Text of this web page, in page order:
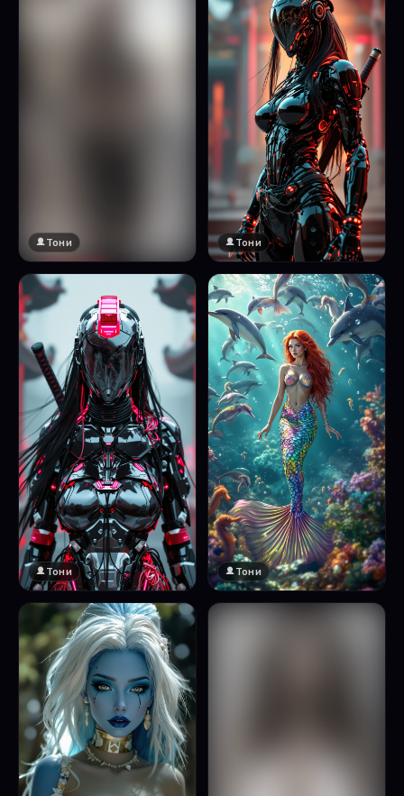
🔞 18+
Натисни за преглед
Тони Тони
Тони Тони